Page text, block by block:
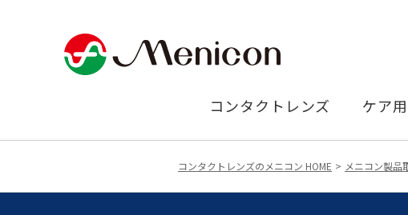
コンタクトレンズ ケア
コンタクトレンズのメニコン HOME メニコン製品